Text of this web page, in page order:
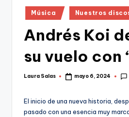
Publicado
en
Música Nuestros
Andrés Koi
su vuelo con
Publicado
Laura Salas mayo 6, 2024
El inicio de una nueva historia,
pasado con una esencia muy